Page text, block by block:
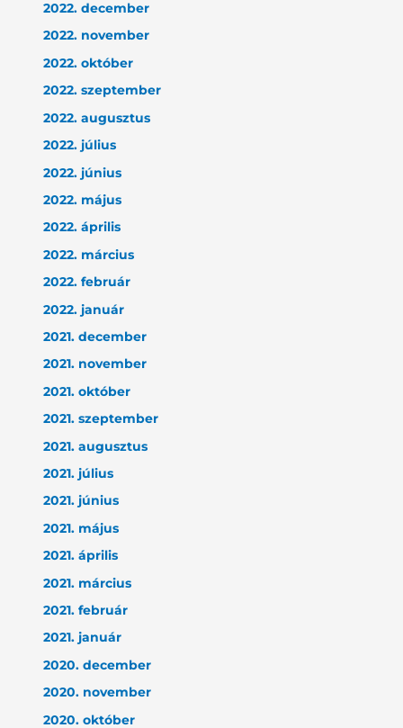
2022. december
2022. november
2022. október
2022. szeptember
2022. augusztus
2022. július
2022. június
2022. május
2022. április
2022. március
2022. február
2022. január
2021. december
2021. november
2021. október
2021. szeptember
2021. augusztus
2021. július
2021. június
2021. május
2021. április
2021. március
2021. február
2021. január
2020. december
2020. november
2020. október